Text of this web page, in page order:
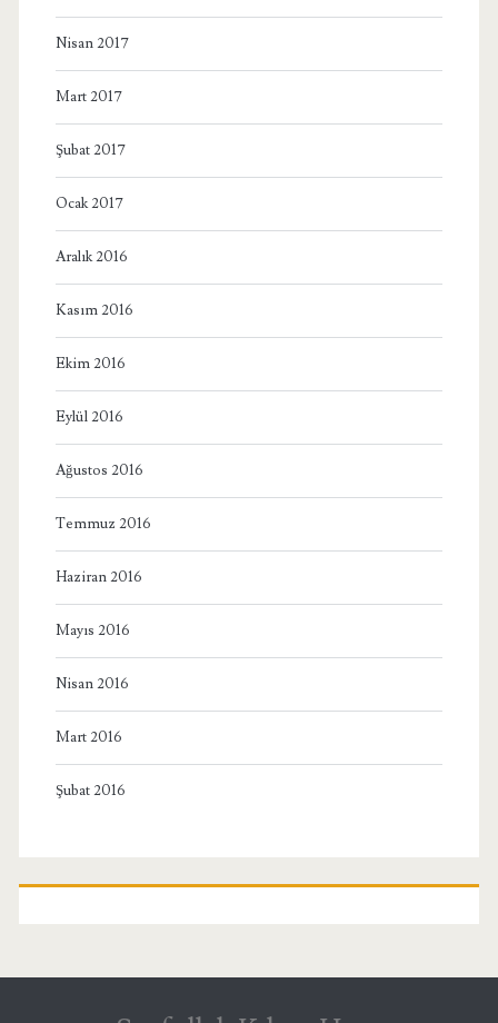
Nisan 2017
Mart 2017
Şubat 2017
Ocak 2017
Aralık 2016
Kasım 2016
Ekim 2016
Eylül 2016
Ağustos 2016
Temmuz 2016
Haziran 2016
Mayıs 2016
Nisan 2016
Mart 2016
Şubat 2016